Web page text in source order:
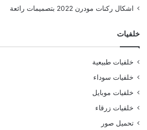
اشكال ركنات مودرن 2022 بتصميمات رائعة
خلفيات
خلفيات طبيعية
خلفيات سوداء
خلفيات موبايل
خلفيات زرقاء
تحميل صور